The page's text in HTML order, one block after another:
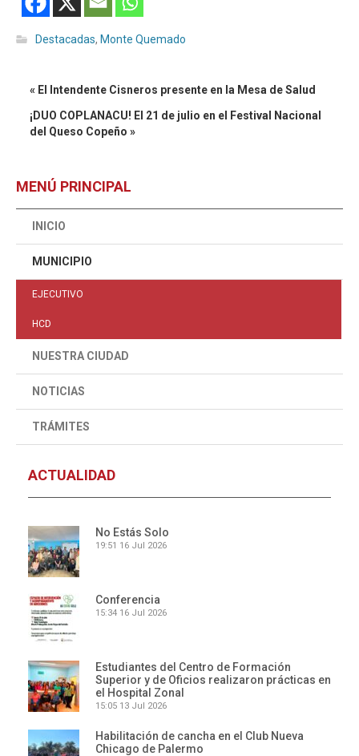
Destacadas, Monte Quemado
« El Intendente Cisneros presente en la Mesa de Salud
¡DUO COPLANACU! El 21 de julio en el Festival Nacional
del Queso Copeño »
MENÚ PRINCIPAL
INICIO
MUNICIPIO
EJECUTIVO
HCD
NUESTRA CIUDAD
NOTICIAS
TRÁMITES
ACTUALIDAD
No Estás Solo
19:51 16 Jul 2026
Conferencia
15:34 16 Jul 2026
Estudiantes del Centro de Formación
Superior y de Oficios realizaron prácticas en
el Hospital Zonal
15:05 13 Jul 2026
Habilitación de cancha en el Club Nueva
Chicago de Palermo